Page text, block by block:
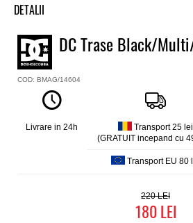
DETALII
Tenisi copii DC
Model
Trase
Culoare
Material exterior
Textil
DC Trase Black/
COD: BMAG/14604
Livrare in 24h
Transport 25 lei
(GRATUIT incepand cu
Transport EU 80
220
180